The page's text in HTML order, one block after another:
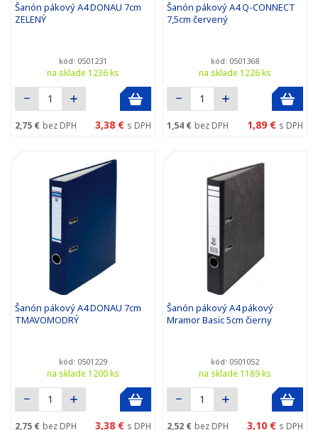
Šanón pákový A4 DONAU 7cm
ZELENÝ
kód: 0501231
na sklade 1236 ks
2,75 € bez DPH 3,38 € s DPH
Šanón pákový A4 Q-CONNECT
7,5cm červený
kód: 0501368
na sklade 1226 ks
1,54 € bez DPH 1,89 € s DPH
Šanón pákový A4 DONAU 7cm
TMAVOMODRÝ
kód: 0501229
na sklade 1200 ks
2,75 € bez DPH 3,38 € s DPH
Šanón pákový A4 pákový
Mramor Basic 5cm čierny
kód: 0501052
na sklade 1189 ks
2,52 € bez DPH 3,10 € s DPH